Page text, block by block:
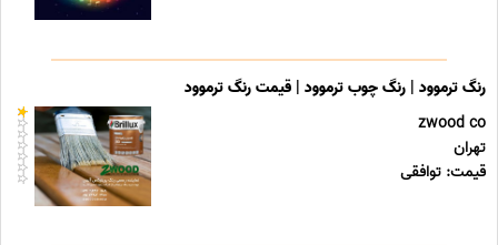
رنگ ترموود | رنگ چوب ترموود | قیمت رنگ ترموود
zwood co
تهران
قیمت: توافقی